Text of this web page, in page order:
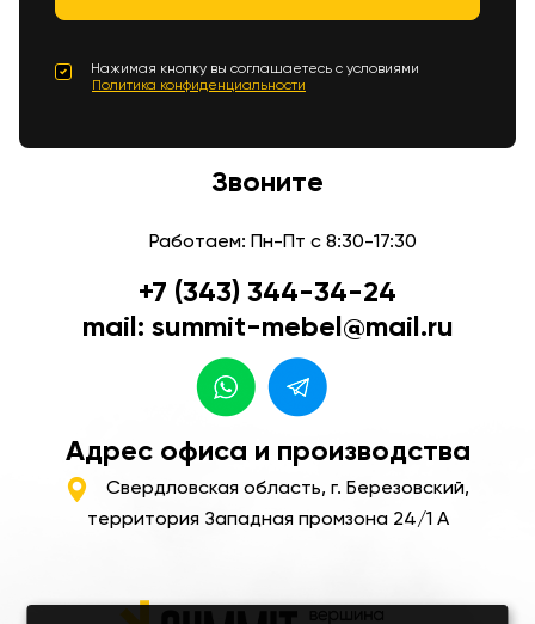
Нажимая кнопку вы соглашаетесь с условиями
Политика конфиденциальности
Звоните
Работаем: Пн-Пт с 8:30-17:30
+7 (343) 344-34-24
mail: summit-mebel@mail.ru
Адрес офиса и производства
Свердловская область, г. Березовский,
территория Западная промзона 24/1 А